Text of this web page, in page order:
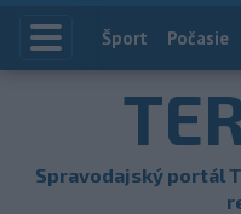
Index
Šport Počasie
Spravodajský portál